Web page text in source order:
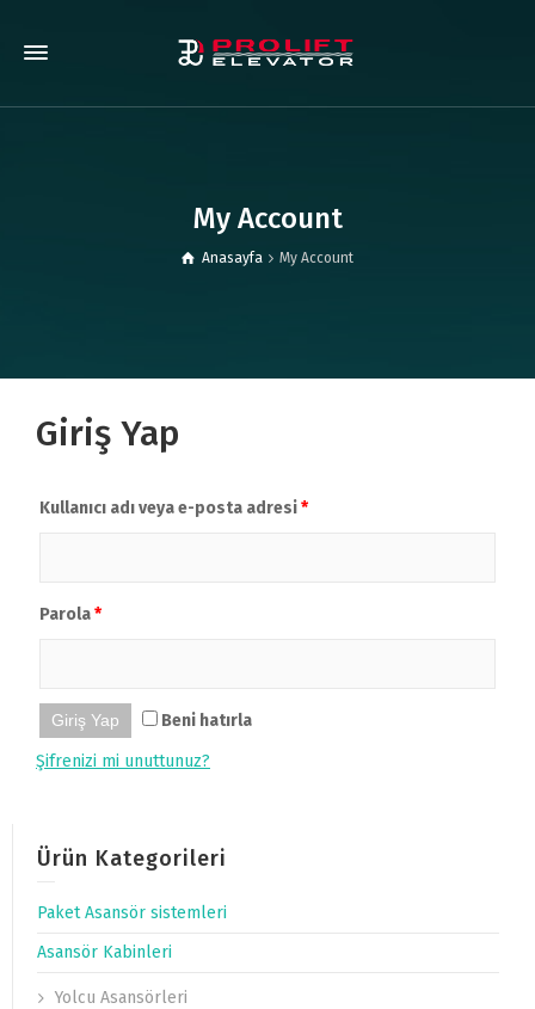
My Account
Anasayfa My Account
Giriş Yap
Kullanıcı adı veya e-posta adresi*
Parola*
Giriş Yap
Beni hatırla
Şifrenizi mi unuttunuz?
Ürün Kategorileri
Paket Asansör sistemleri
Asansör Kabinleri
Yolcu Asansörleri